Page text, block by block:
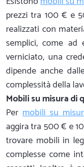
prezzi tra 100 € e
realizzati con
semplici, come ad
verniciato, una
dipende anche
complessità della
Mobili su misura di
Permobili su
aggira tra 500 € e
trovare mobili in
complesse come